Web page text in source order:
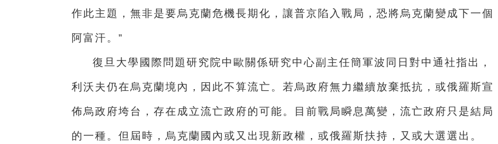
作此主題，無非是要烏克蘭危機長期化，讓普京陷入戰局，恐將烏克蘭變成下一個
阿富汗。”
復旦大學國際問題研究院中歐關係研究中心副主任簡軍波同日對中通社指出，
利沃夫仍在烏克蘭境內，因此不算流亡。若烏政府無力繼續放棄抵抗，或俄羅斯宣
佈烏政府垮台，存在成立流亡政府的可能。目前戰局瞬息萬變，流亡政府只是結局
的一種。但屆時，烏克蘭國內或又出現新政權，或俄羅斯扶持，又或大選選出。